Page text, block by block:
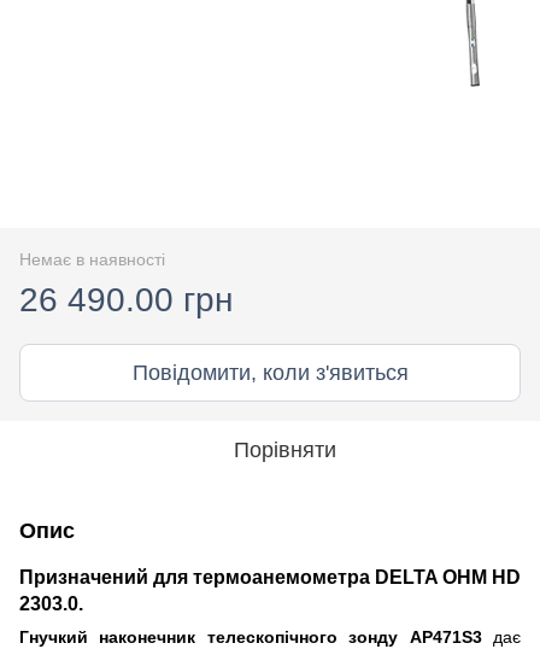
Немає в наявності
26 490.00 грн
Повідомити, коли з'явиться
Порівняти
Опис
Призначений для термоанемометра DELTA OHM HD
2303.0.
Гнучкий наконечник телескопічного зонду AP471S3дає